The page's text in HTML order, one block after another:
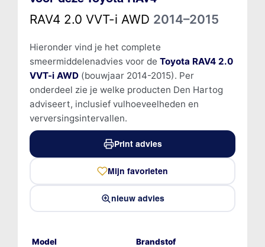
RAV4 2.0 VVT-i AWD 2014–2015
Hieronder vind je het complete
smeermiddelenadvies voor de Toyota RAV4 2.0
VVT-i AWD(bouwjaar 2014-2015). Per
onderdeel zie je welke producten Den Hartog
adviseert, inclusief vulhoeveelheden en
verversingsintervallen.
Print advies
Mijn favorieten
nieuw advies
Model Brandstof